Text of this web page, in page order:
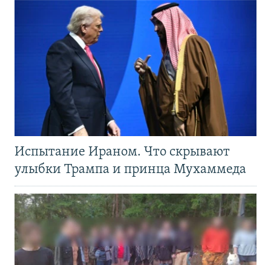
Испытание Ираном. Что скрывают
улыбки Трампа и принца Мухаммеда